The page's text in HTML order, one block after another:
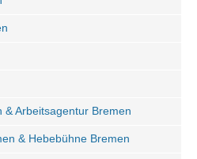
& Arbeitsagentur Bremen
& Hebebühne Bremen